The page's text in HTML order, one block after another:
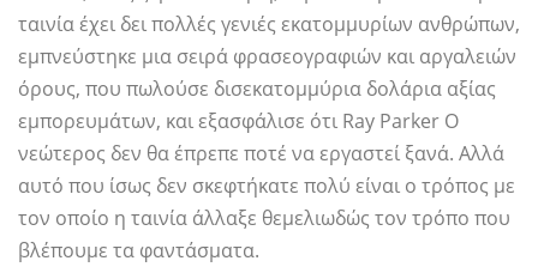
ταινία έχει δει πολλές γενιές εκατομμυρίων ανθρώπων,
εμπνεύστηκε μια σειρά φρασεογραφιών και αργαλειών
όρους, που πωλούσε δισεκατομμύρια δολάρια αξίας
εμπορευμάτων, και εξασφάλισε ότι Ray Parker Ο
νεώτερος δεν θα έπρεπε ποτέ να εργαστεί ξανά. Αλλά
αυτό που ίσως δεν σκεφτήκατε πολύ είναι ο τρόπος με
τον οποίο η ταινία άλλαξε θεμελιωδώς τον τρόπο που
βλέπουμε τα φαντάσματα.